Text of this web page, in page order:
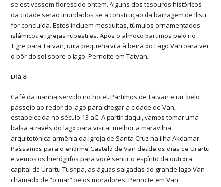
se estivessem florescido ontem. Alguns dos tesouros históricos
da cidade serão inundados se a construção da barragem de Ilisu
for concluída. Estes incluem mesquitas, túmulos ornamentados
islâmicos e igrejas rupestres. Após o almoço partimos pelo rio
Tigre para Tatvan, uma pequena vila à beira do Lago Van para ver
o pôr do sol sobre o lago. Pernoite em Tatvan.
Dia 8
Café da manhã servido no hotel. Partimos de Tatvan e um belo
passeio ao redor do lago para chegar a cidade de Van,
estabelecida no século 13 aC. A partir daqui, vamos tomar uma
balsa através do lago para visitar melhor a maravilha
arquitetônica armênia da Igreja de Santa Cruz na ilha Akdamar.
Passamos para o enorme Castelo de Van desde os dias de Urartu
e vemos os hieróglifos para você sentir o espírito da outrora
capital de Urartu Tushpa, as águas salgadas do grande lago Van
chamado de “o mar” pelos moradores. Pernoite em Van.